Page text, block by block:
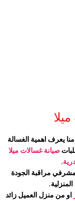
يعرف اهمية الغسالة
صيانة غسالات ميلا
.
مشرفي مراقبة الجودة
او من منزل العميل زائد